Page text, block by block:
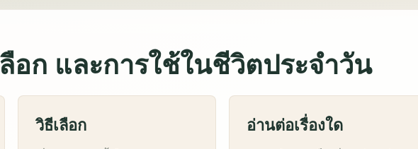
อก และการใช้ในชีวิตประจำวัน
วิธีเลือก อ่านต่อเรื่องใด